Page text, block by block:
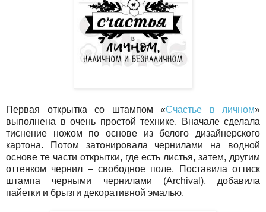
Первая открытка со штампом «Счастье в личном»
выполнена в очень простой технике. Вначале сделала
тиснение ножом по основе из белого дизайнерского
картона. Потом затонировала чернилами на водной
основе те части открытки, где есть листья, затем, другим
оттенком чернил – свободное поле. Поставила оттиск
штампа черными чернилами (Archival), добавила
пайетки и брызги декоративной эмалью.